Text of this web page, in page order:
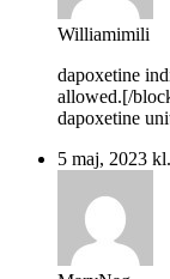
Williamimili
dapoxetine
allowed.[/
dapoxetine
5 maj, 2023